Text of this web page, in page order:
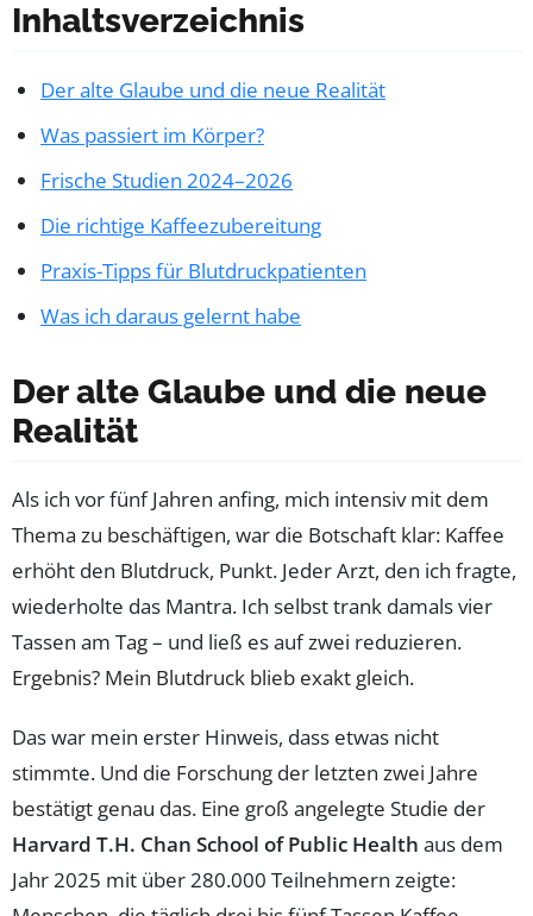
Inhaltsverzeichnis
Der alte Glaube und die neue Realität
Was passiert im Körper?
Frische Studien 2024–2026
Die richtige Kaffeezubereitung
Praxis-Tipps für Blutdruckpatienten
Was ich daraus gelernt habe
Der alte Glaube und die neue
Realität
Als ich vor fünf Jahren anfing, mich intensiv mit dem
Thema zu beschäftigen, war die Botschaft klar: Kaffee
erhöht den Blutdruck, Punkt. Jeder Arzt, den ich fragte,
wiederholte das Mantra. Ich selbst trank damals vier
Tassen am Tag – und ließ es auf zwei reduzieren.
Ergebnis? Mein Blutdruck blieb exakt gleich.
Das war mein erster Hinweis, dass etwas nicht
stimmte. Und die Forschung der letzten zwei Jahre
bestätigt genau das. Eine groß angelegte Studie der
Harvard T.H. Chan School of Public Health aus dem
Jahr 2025 mit über 280.000 Teilnehmern zeigte: